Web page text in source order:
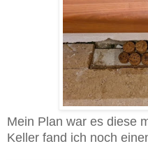
Mein Plan war es diese
Keller fand ich noch